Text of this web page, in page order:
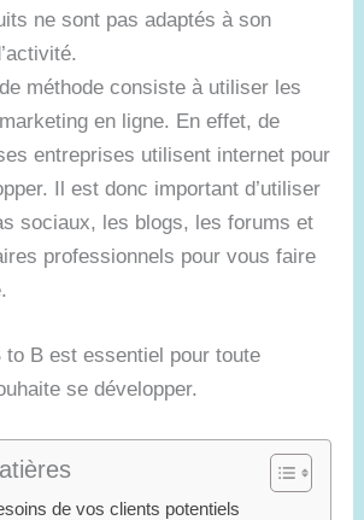
ne sont pas adaptés à son
méthode consiste à utiliser les
en ligne. En effet, de
entreprises utilisent internet pour
Il est donc important d’utiliser
sociaux, les blogs, les forums et
professionnels pour vous faire
to B est essentiel pour toute
se développer.
de vos clients potentiels